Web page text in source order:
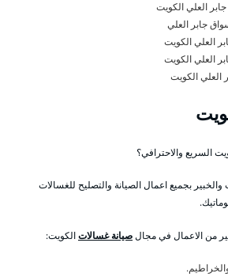
السريع والاحترافي؟
والخبير بجميع اعمال الصيانة والتصليح للغسالات
من الاعمال في مجالصيانة غسالاتالكويت: